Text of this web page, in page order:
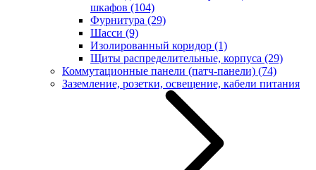
шкафов (104)
Фурнитура (29)
Шасси (9)
Изолированный коридор (1)
Щиты распределительные, корпуса (29)
Коммутационные панели (патч-панели) (74)
Заземление, розетки, освещение, кабели питания